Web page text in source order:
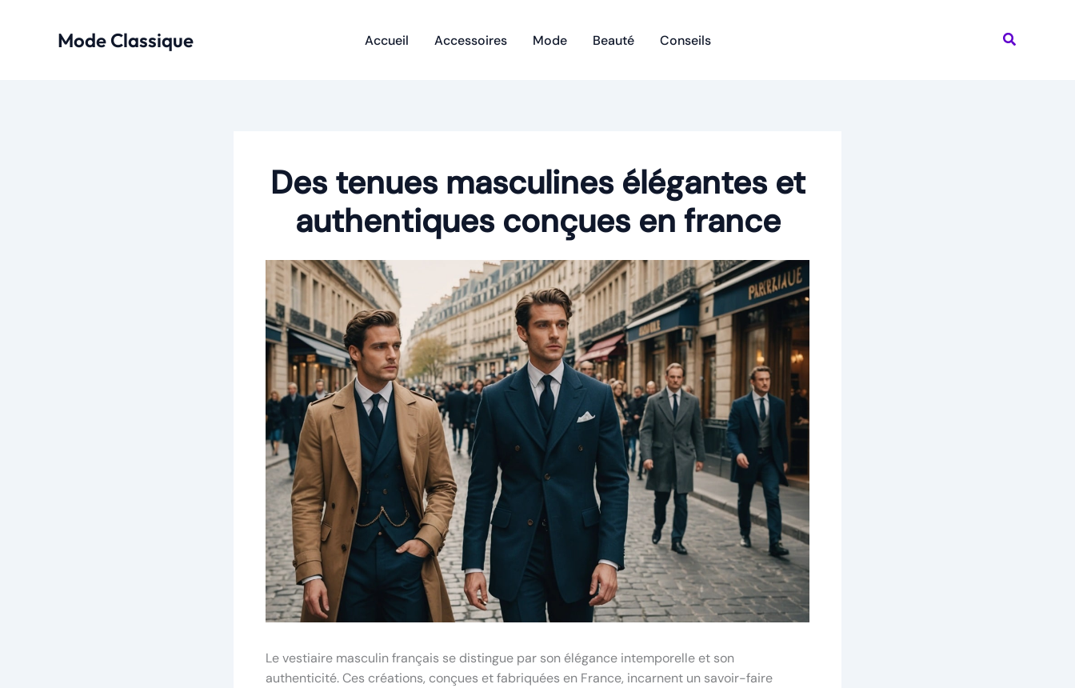
Mode Classique Accueil Accessoires Mode Beauté Conseils
Des tenues masculines élégantes et
authentiques conçues en france
Le vestiaire masculin français se distingue par son élégance intemporelle et son
authenticité. Ces créations, conçues et fabriquées en France, incarnent un savoir-faire